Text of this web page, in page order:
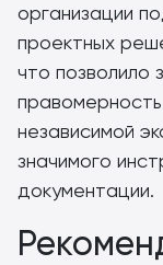
организации
проектных
что позволило
независимой
значимого
документации.